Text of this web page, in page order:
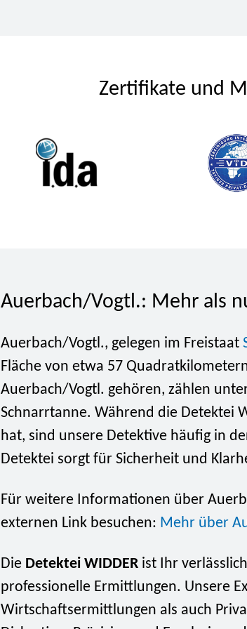
Zertifikate und
Auerbach/Vogtl.: Mehr als
Auerbach/Vogtl., gelegen im Freistaat
Fläche von etwa 57
Auerbach/Vogtl. gehören, zählen
Schnarrtanne. Während die Detektei
hat, sind unsere Detektive häufig in
Detektei sorgt für Sicherheit und
Für weitere Informationen über
externen Link besuchen: Mehr über
Die Detektei WIDDER ist Ihr
professionelle Ermittlungen. Unsere
Wirtschaftsermittlungen als auch